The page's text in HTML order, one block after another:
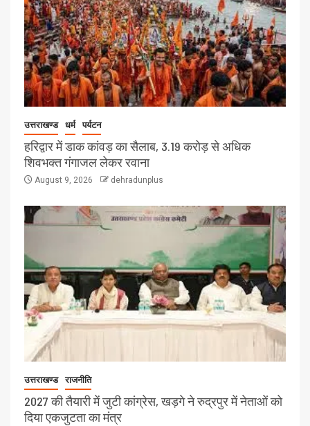
उत्तराखण्ड धर्म पर्यटन
हरिद्वार में डाक कांवड़ का सैलाब, 3.19 करोड़ से अधिक
शिवभक्त गंगाजल लेकर रवाना
August 9, 2026 dehradunplus
उत्तराखण्ड राजनीति
2027 की तैयारी में जुटी कांग्रेस, खड़गे ने रुद्रपुर में नेताओं को
दिया एकजुटता का मंत्र